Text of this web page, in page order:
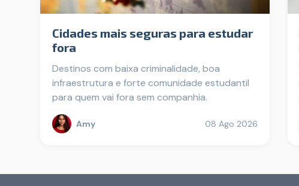
Cidades mais seguras para estudar
fora
Destinos com baixa criminalidade, boa
infraestrutura e forte comunidade estudantil
para quem vai fora sem companhia.
Amy 08 Ago 2026